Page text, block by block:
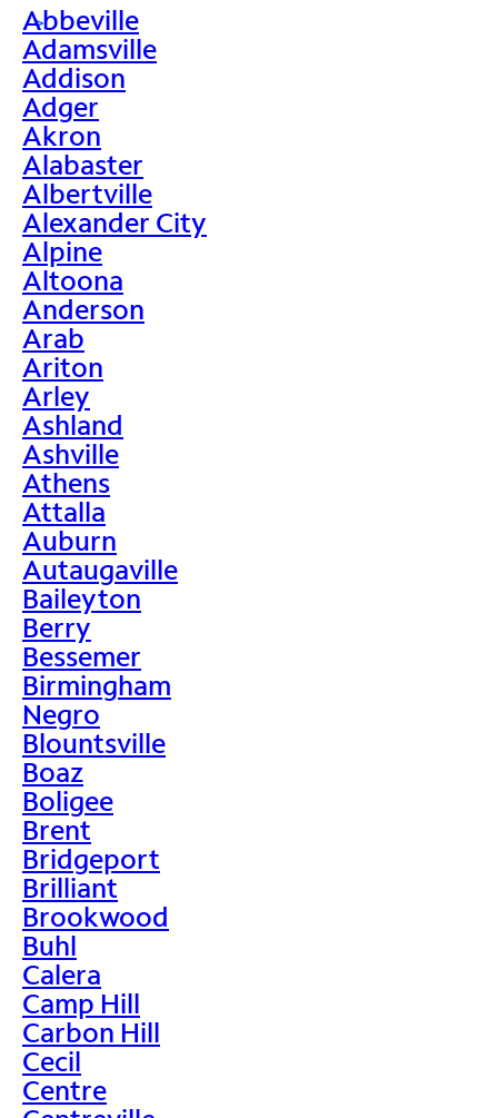
>
Abbeville
Adamsville
Addison
Adger
Akron
Alabaster
Albertville
Alexander City
Alpine
Altoona
Anderson
Arab
Ariton
Arley
Ashland
Ashville
Athens
Attalla
Auburn
Autaugaville
Baileyton
Berry
Bessemer
Birmingham
Negro
Blountsville
Boaz
Boligee
Brent
Bridgeport
Brilliant
Brookwood
Buhl
Calera
Camp Hill
Carbon Hill
Cecil
Centre